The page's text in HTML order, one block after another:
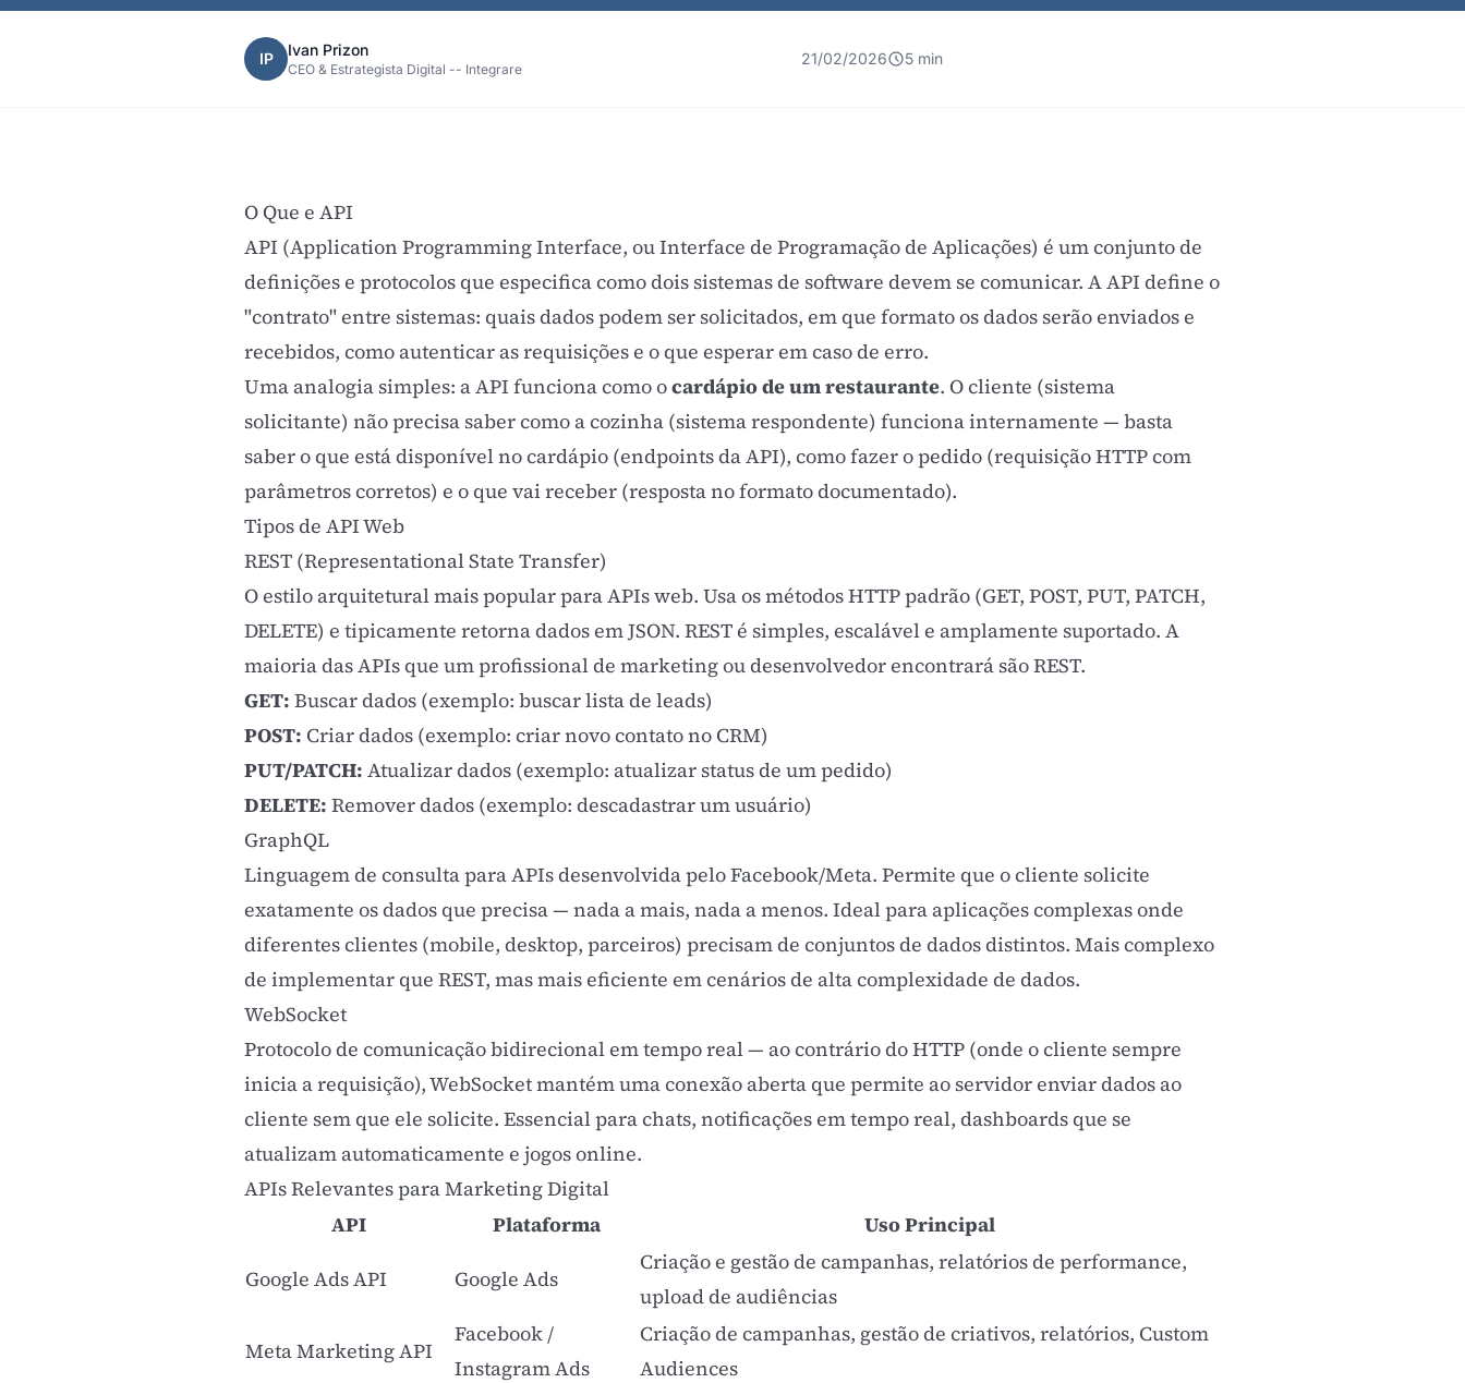
IP Ivan Prizon
CEO & Estrategista Digital -- Integrare
21/02/2026 5 min
O Que e API
API (Application Programming Interface, ou Interface de Programação de Aplicações) é um conjunto de
definições e protocolos que especifica como dois sistemas de software devem se comunicar. A API define o
"contrato" entre sistemas: quais dados podem ser solicitados, em que formato os dados serão enviados e
recebidos, como autenticar as requisições e o que esperar em caso de erro.
Uma analogia simples: a API funciona como ocardápio de um restaurante. O cliente (sistema
solicitante) não precisa saber como a cozinha (sistema respondente) funciona internamente — basta
saber o que está disponível no cardápio (endpoints da API), como fazer o pedido (requisição HTTP com
parâmetros corretos) e o que vai receber (resposta no formato documentado).
Tipos de API Web
REST (Representational State Transfer)
O estilo arquitetural mais popular para APIs web. Usa os métodos HTTP padrão (GET, POST, PUT, PATCH,
DELETE) e tipicamente retorna dados em JSON. REST é simples, escalável e amplamente suportado. A
maioria das APIs que um profissional de marketing ou desenvolvedor encontrará são REST.
GET: Buscar dados (exemplo: buscar lista de leads)
POST: Criar dados (exemplo: criar novo contato no CRM)
PUT/PATCH: Atualizar dados (exemplo: atualizar status de um pedido)
DELETE: Remover dados (exemplo: descadastrar um usuário)
GraphQL
Linguagem de consulta para APIs desenvolvida pelo Facebook/Meta. Permite que o cliente solicite
exatamente os dados que precisa — nada a mais, nada a menos. Ideal para aplicações complexas onde
diferentes clientes (mobile, desktop, parceiros) precisam de conjuntos de dados distintos. Mais complexo
de implementar que REST, mas mais eficiente em cenários de alta complexidade de dados.
WebSocket
Protocolo de comunicação bidirecional em tempo real — ao contrário do HTTP (onde o cliente sempre
inicia a requisição), WebSocket mantém uma conexão aberta que permite ao servidor enviar dados ao
cliente sem que ele solicite. Essencial para chats, notificações em tempo real, dashboards que se
atualizam automaticamente e jogos online.
APIs Relevantes para Marketing Digital
API
Plataforma
Uso Principal
Google AdsAPI Google Ads
Criação e gestão de campanhas, relatórios de performance,
upload de audiências
Meta Marketing API
Facebook /
Instagram Ads
Criação de campanhas, gestão de criativos, relatórios, Custom
Audiences